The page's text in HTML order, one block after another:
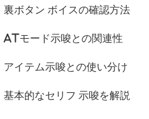
裏ボタン ボイスの確認方法
ATモード示唆との関連性
アイテム示唆との使い分け
基本的なセリフ 示唆を解説